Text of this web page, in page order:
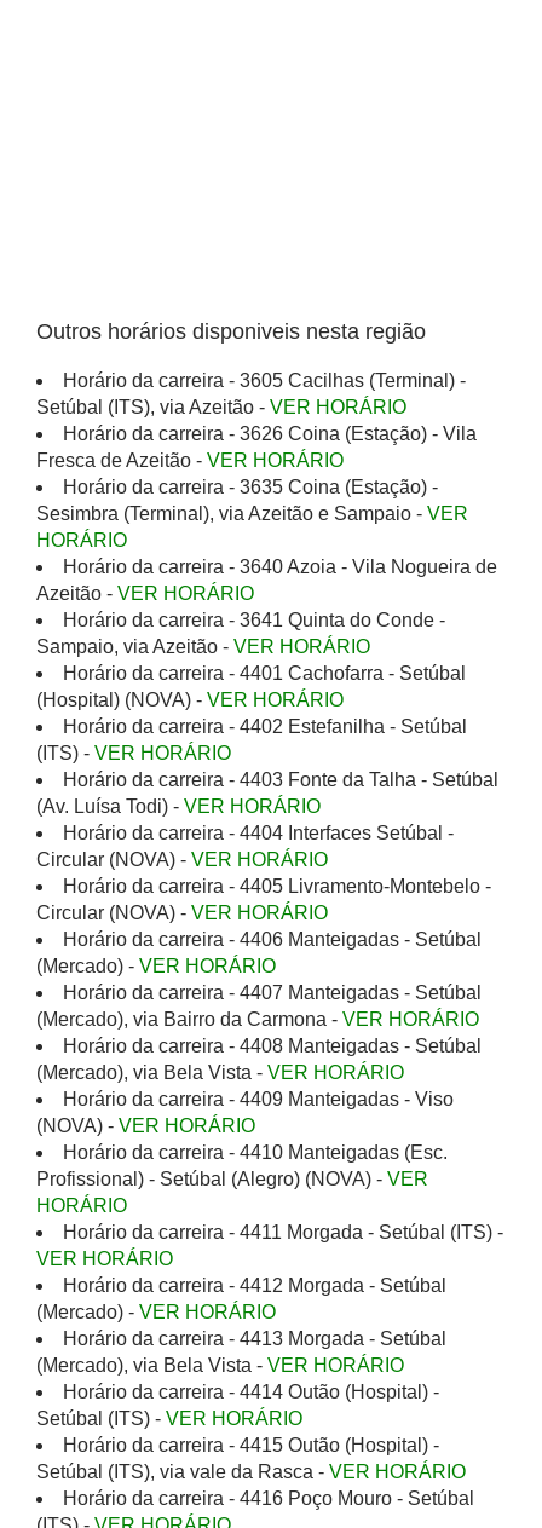
Outros horários disponiveis nesta região
Horário da carreira - 3605 Cacilhas (Terminal) -
Setúbal (ITS), via Azeitão - VER HORÁRIO
Horário da carreira - 3626 Coina (Estação) - Vila
Fresca de Azeitão - VER HORÁRIO
Horário da carreira - 3635 Coina (Estação) -
Sesimbra (Terminal), via Azeitão e Sampaio - VER
HORÁRIO
Horário da carreira - 3640 Azoia - Vila Nogueira de
Azeitão - VER HORÁRIO
Horário da carreira - 3641 Quinta do Conde -
Sampaio, via Azeitão - VER HORÁRIO
Horário da carreira - 4401 Cachofarra - Setúbal
(Hospital) (NOVA) - VER HORÁRIO
Horário da carreira - 4402 Estefanilha - Setúbal
(ITS) - VER HORÁRIO
Horário da carreira - 4403 Fonte da Talha - Setúbal
(Av. Luísa Todi) - VER HORÁRIO
Horário da carreira - 4404 Interfaces Setúbal -
Circular (NOVA) - VER HORÁRIO
Horário da carreira - 4405 Livramento-Montebelo -
Circular (NOVA) - VER HORÁRIO
Horário da carreira - 4406 Manteigadas - Setúbal
(Mercado) - VER HORÁRIO
Horário da carreira - 4407 Manteigadas - Setúbal
(Mercado), via Bairro da Carmona - VER HORÁRIO
Horário da carreira - 4408 Manteigadas - Setúbal
(Mercado), via Bela Vista - VER HORÁRIO
Horário da carreira - 4409 Manteigadas - Viso
(NOVA) - VER HORÁRIO
Horário da carreira - 4410 Manteigadas (Esc.
Profissional) - Setúbal (Alegro) (NOVA) - VER
HORÁRIO
Horário da carreira - 4411 Morgada - Setúbal (ITS) -
VER HORÁRIO
Horário da carreira - 4412 Morgada - Setúbal
(Mercado) - VER HORÁRIO
Horário da carreira - 4413 Morgada - Setúbal
(Mercado), via Bela Vista - VER HORÁRIO
Horário da carreira - 4414 Outão (Hospital) -
Setúbal (ITS) - VER HORÁRIO
Horário da carreira - 4415 Outão (Hospital) -
Setúbal (ITS), via vale da Rasca - VER HORÁRIO
Horário da carreira - 4416 Poço Mouro - Setúbal